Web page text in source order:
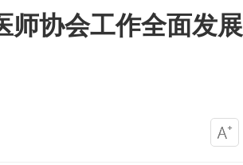
师协会工作全面发展